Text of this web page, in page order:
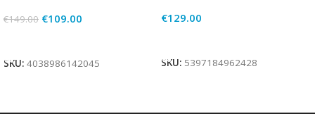
€149.00 €109.00
SKU: 4038986142045
€129.00
SKU: 5397184962428